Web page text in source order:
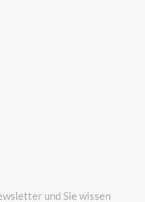
und Sie wissen